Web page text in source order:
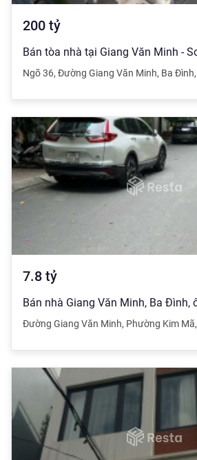
200 tỷ
Ngõ 36, Đường Giang Văn Minh, Ba Đình,
7.8 tỷ
Đường Giang Văn Minh, Phường Kim Mã,